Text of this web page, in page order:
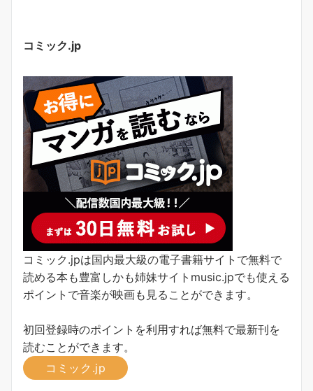
コミック.jp
コミック.jpは国内最大級の電子書籍サイトで無料で
読める本も豊富しかも姉妹サイトmusic.jpでも使える
ポイントで音楽が映画も見ることができます。
初回登録時のポイントを利用すれば無料で最新刊を
読むことができます。
コミック.jp